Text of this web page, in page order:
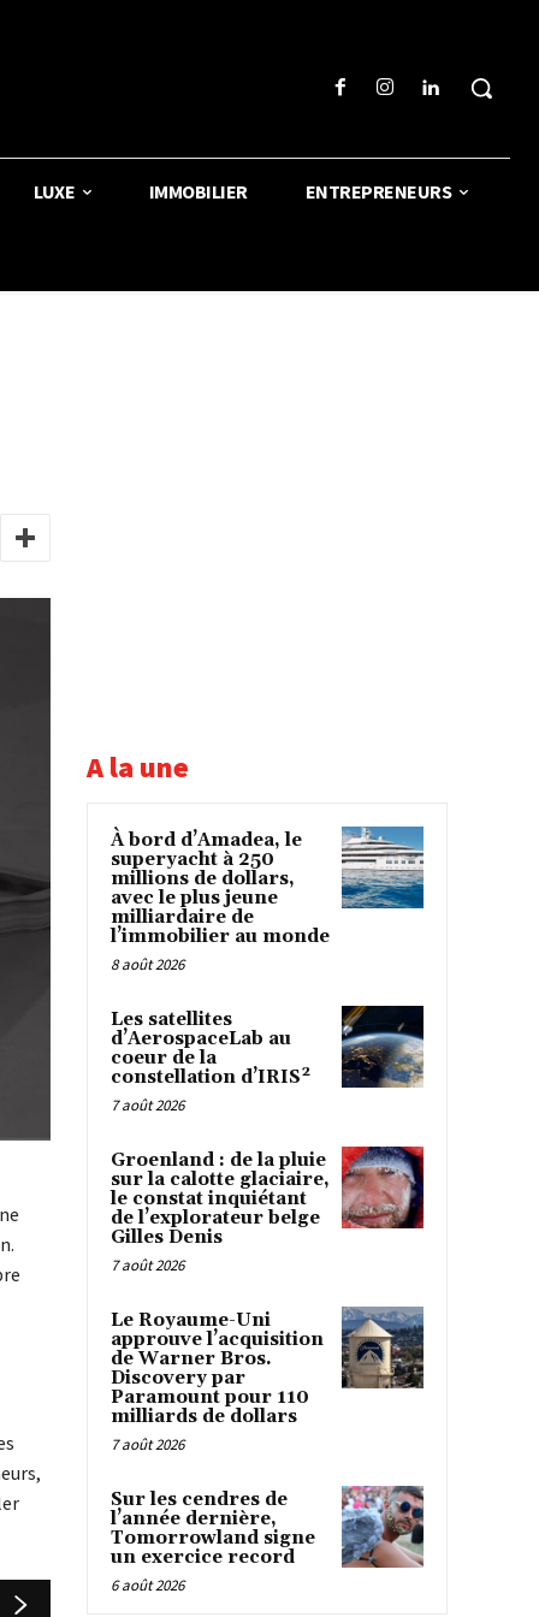
LUXE IMMOBILIER ENTREPRENEURS
A la une
À bord d’Amadea, le
superyacht à 250
millions de dollars,
avec le plus jeune
milliardaire de
l’immobilier au monde
8 août 2026
Les satellites
d’AerospaceLab au
coeur de la
constellation d’IRIS²
7 août 2026
Groenland : de la pluie
sur la calotte glaciaire,
le constat inquiétant
de l’explorateur belge
Gilles Denis
7 août 2026
Le Royaume-Uni
approuve l’acquisition
de Warner Bros.
Discovery par
Paramount pour 110
milliards de dollars
7 août 2026
Sur les cendres de
l’année dernière,
Tomorrowland signe
un exercice record
6 août 2026